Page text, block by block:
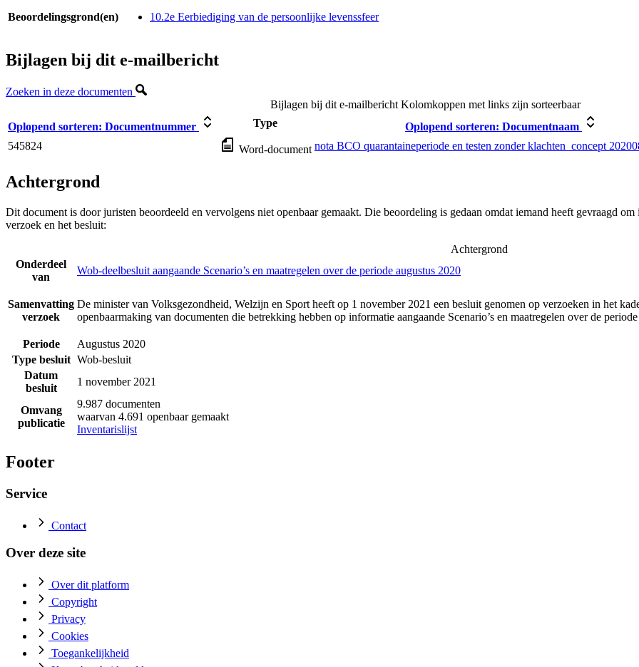
Beoordelingsgrond(en) 10.2e Eerbiediging van de persoonlijke levenssfeer
Bijlagen bij dit e-mailbericht
Zoeken in deze documenten
Bijlagen bij dit e-mailbericht Kolomkoppen met links zijn sorteerbaar
Oplopend sorteren: Documentnummer Type Oplopend sorteren: Documentnaam
545824
Word-document nota BCO quarantaineperiode en testen zonder klachten_concept
Achtergrond
Dit document is door juristen beoordeeld en vervolgens niet openbaar gemaakt. Die beoordeling is gedaan omdat iemand heeft gevraagd
verzoek en het besluit:
Achtergrond
Onderdeel
van
Wob-deelbesluit aangaande Scenario’s en maatregelen over de periode augustus 2020
Samenvatting
verzoek
De minister van Volksgezondheid, Welzijn en Sport heeft op 1 november 2021 een besluit genomen op verzoeken in het
openbaarmaking van documenten die betrekking hebben op informatie aangaande Scenario’s en maatregelen over de
Periode
Augustus 2020
Type besluit Wob-besluit
Datum
besluit
1 november 2021
Omvang
publicatie
9.987 documenten
waarvan 4.691 openbaar gemaakt
Inventarislijst
Footer
Service
Contact
Over deze site
Over dit platform
Copyright
Privacy
Cookies
Toegankelijkheid